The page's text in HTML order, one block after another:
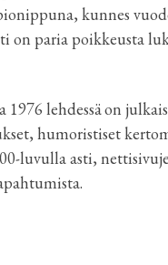
kunnes
paria poikkeusta
1976 lehdessä on
humoristiset
luvulla asti,